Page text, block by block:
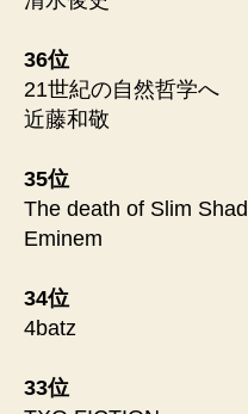
36位
21世紀の自然哲学へ
近藤和敬
35位
The death of Slim
Eminem
34位
4batz
33位